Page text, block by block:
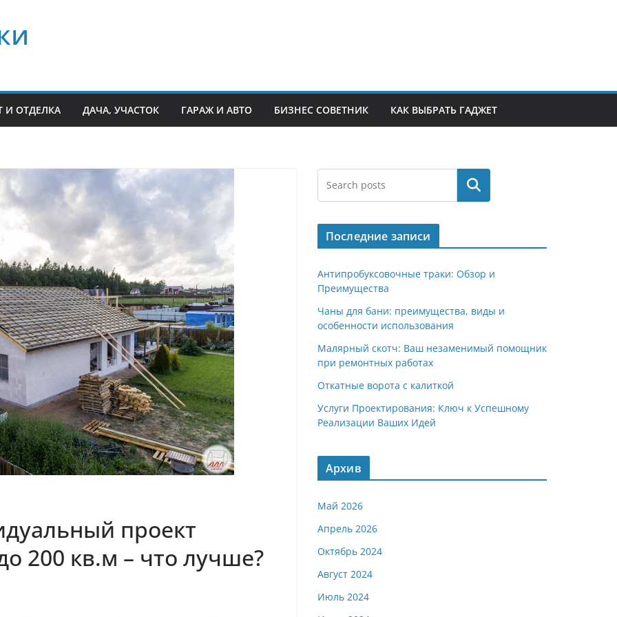
И ОТДЕЛКА ДАЧА, УЧАСТОК ГАРАЖ И АВТО БИЗНЕС СОВЕТНИК КАК ВЫБРАТЬ ГАДЖЕТ
проект
200 кв.м – что лучше?
Поиск
Последние записи
Антипробуксовочные траки: Обзор и
Преимущества
Чаны для бани: преимущества, виды и
особенности использования
Малярный скотч: Ваш незаменимый помощник
при ремонтных работах
Откатные ворота с калиткой
Услуги Проектирования: Ключ к Успешному
Реализации Ваших Идей
Архив
Май 2026
Апрель 2026
Октябрь 2024
Август 2024
Июль 2024